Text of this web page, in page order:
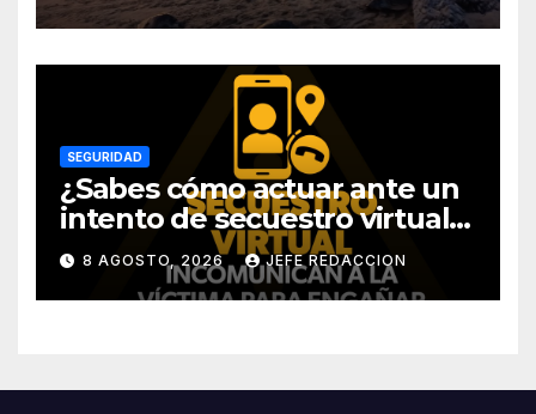
SEGURIDAD
¿Sabes cómo actuar ante un
intento de secuestro virtual?
La SSP te guía para evitarlo
8 AGOSTO, 2026 JEFE REDACCION